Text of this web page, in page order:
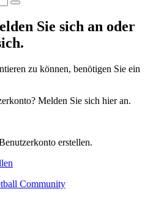
Sie sich an oder
zu können, benötigen Sie ein
Melden Sie sich hier an.
erstellen.
Community